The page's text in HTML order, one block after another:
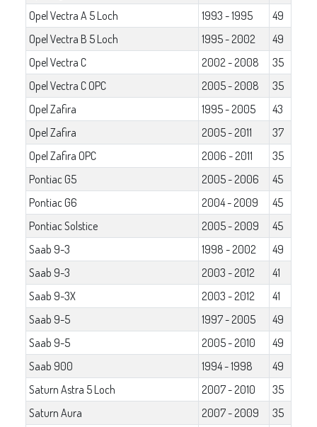
Opel Vectra A 5 Loch
1993 - 1995
49
Opel Vectra B 5 Loch
1995 - 2002
49
Opel Vectra C
2002 - 2008
35
Opel Vectra C OPC
2005 - 2008
35
Opel Zafira
1995 - 2005
43
Opel Zafira
2005 - 2011
37
Opel Zafira OPC
2006 - 2011
35
Pontiac G5
2005 - 2006
45
Pontiac G6
2004 - 2009
45
Pontiac Solstice
2005 - 2009
45
Saab 9-3
1998 - 2002
49
Saab 9-3
2003 - 2012
41
Saab 9-3X
2003 - 2012
41
Saab 9-5
1997 - 2005
49
Saab 9-5
2005 - 2010
49
Saab 900
1994 - 1998
49
Saturn Astra 5 Loch
2007 - 2010
35
Saturn Aura
2007 - 2009
35